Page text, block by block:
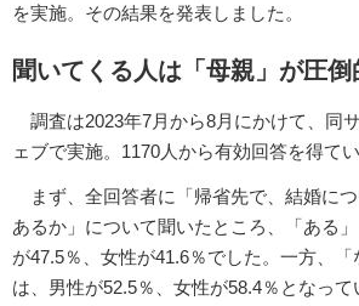
を実施。その結果を発表しました。
聞いてくる人は「母親」が圧
調査は2023年7月から8月にかけて、同
ェブで実施。1170人から有効回答を得てい
まず、全回答者に「帰省先で、結婚に
あるか」について聞いたところ、「ある
が47.5％、女性が41.6％でした。一方、「
は、男性が52.5％、女性が58.4％となって